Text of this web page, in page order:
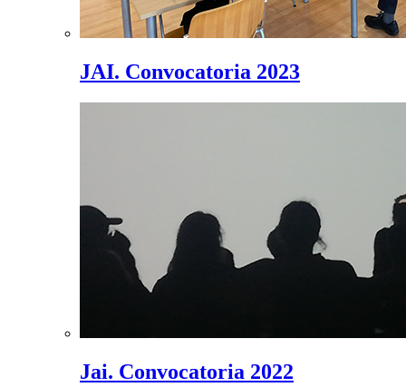
JAI. Convocatoria 2023
Jai. Convocatoria 2022